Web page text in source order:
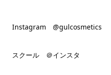
Instagram @gulcosmetics
スクール ＠インスタ